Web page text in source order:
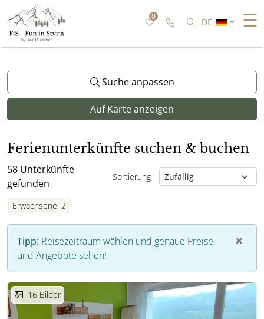
☰
0 Rufen Sie uns an
Nach
DE
Suche anpassen
Auf Karte anzeigen
Ferienunterkünfte suchen & buchen
58 Unterkünfte
gefunden
Sortierung
Erwachsene: 2
×
Tipp: Reisezeitraum wählen und genaue Preise
und Angebote sehen!
16 Bilder